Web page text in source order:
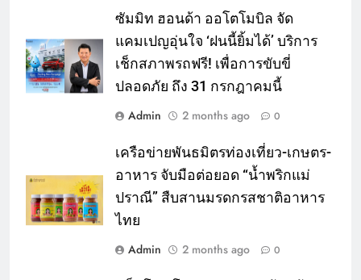
ซัมมิท ฮอนด้า ออโตโมบิล จัด
แคมเปญอุ่นใจ ‘ฝนนี้ยิ้มได้’ บริการ
เช็กสภาพรถฟรี! เพื่อการขับขี่
ปลอดภัย ถึง 31 กรกฎาคมนี้
Admin
2 months ago 0
เครือข่ายพันธมิตรท่องเที่ยว-เกษตร-
อาหาร จับมือต่อยอด “น้ำพริกแม่
ปราณี” สืบสานมรดกรสชาติอาหาร
ไทย
Admin
2 months ago 0